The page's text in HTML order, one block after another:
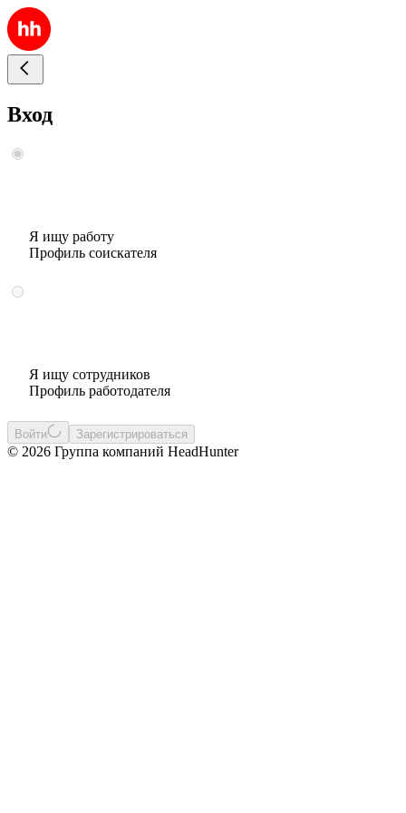
Вход
Я ищу работу
Профиль соискателя
Я ищу сотрудников
Профиль работодателя
Войти Зарегистрироваться
© 2026 Группа компаний HeadHunter